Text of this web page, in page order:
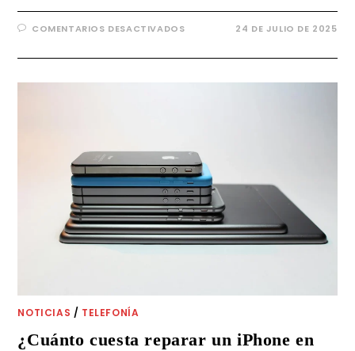
COMENTARIOS DESACTIVADOS 24 DE JULIO DE 2025
NOTICIAS / TELEFONÍA
¿Cuánto cuesta reparar un iPhone en